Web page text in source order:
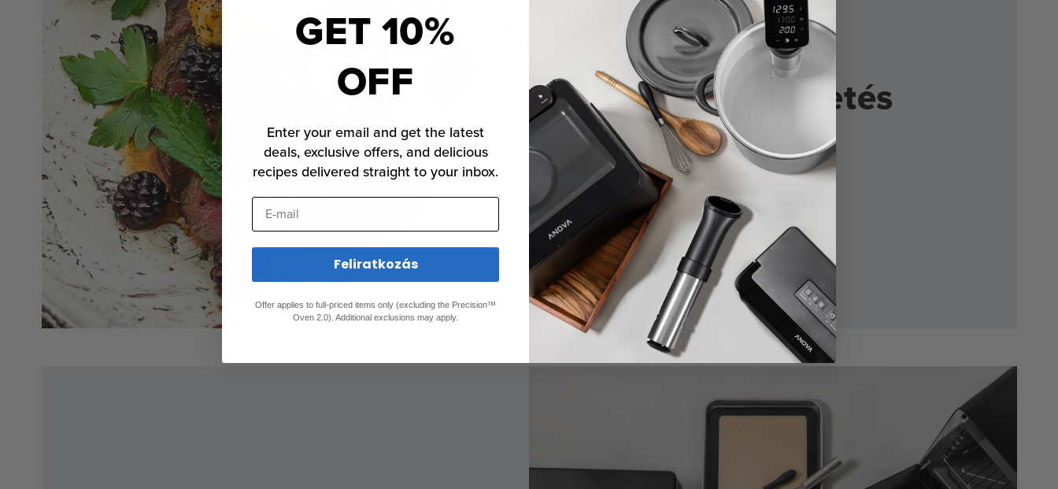
Kaliforniai
termékismertetés
Kaliforniai AB 1200 közzététel
GET 10%
OFF
Enter your email and get the latest
deals, exclusive offers, and delicious
recipes delivered straight to your inbox.
E-mail
Feliratkozás
Offer applies to full-priced items only (excluding the Precision™
Oven 2.0). Additional exclusions may apply.